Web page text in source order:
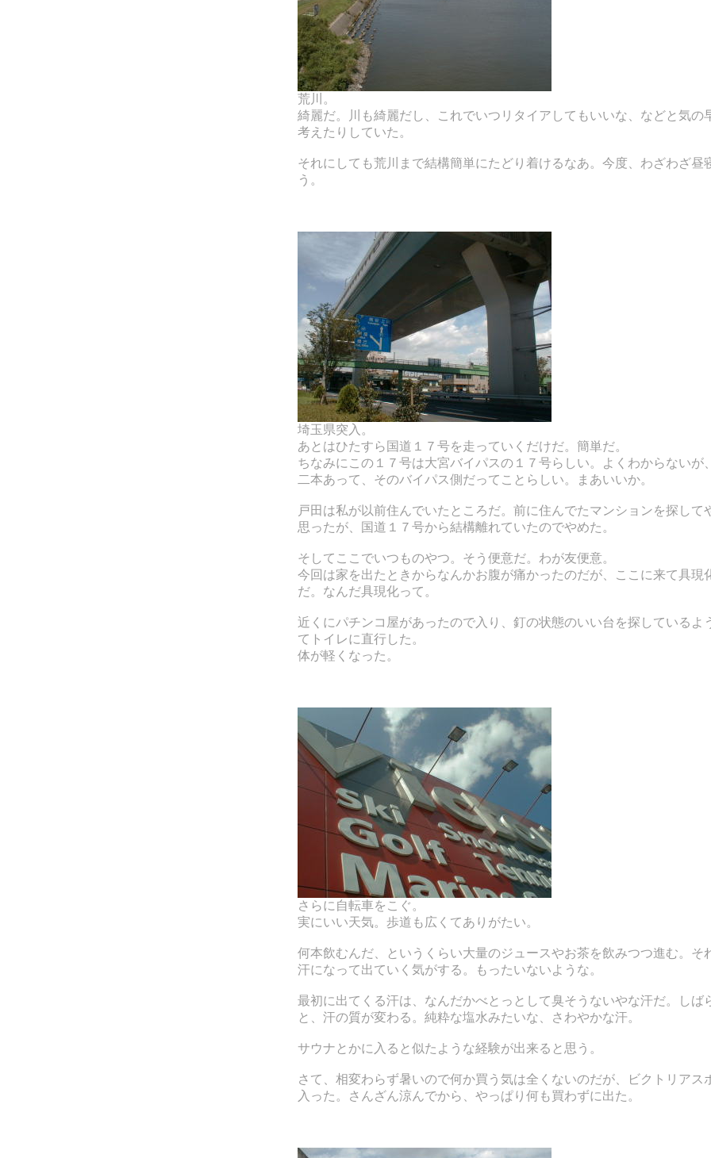
荒川。
綺麗だ。川も綺麗だし、これでいつリタイアしてもいいな、などと気の
考えたりしていた。
それにしても荒川まで結構簡単にたどり着けるなあ。今度、わざわざ昼
う。
埼玉県突入。
あとはひたすら国道１７号を走っていくだけだ。簡単だ。
ちなみにこの１７号は大宮バイパスの１７号らしい。よくわからないが
二本あって、そのバイパス側だってことらしい。まあいいか。
戸田は私が以前住んでいたところだ。前に住んでたマンションを探して
思ったが、国道１７号から結構離れていたのでやめた。
そしてここでいつものやつ。そう便意だ。わが友便意。
今回は家を出たときからなんかお腹が痛かったのだが、ここに来て具現
だ。なんだ具現化って。
近くにパチンコ屋があったので入り、釘の状態のいい台を探しているよ
てトイレに直行した。
体が軽くなった。
さらに自転車をこぐ。
実にいい天気。歩道も広くてありがたい。
何本飲むんだ、というくらい大量のジュースやお茶を飲みつつ進む。そ
汗になって出ていく気がする。もったいないような。
最初に出てくる汗は、なんだかべとっとして臭そうないやな汗だ。しば
と、汗の質が変わる。純粋な塩水みたいな、さわやかな汗。
サウナとかに入ると似たような経験が出来ると思う。
さて、相変わらず暑いので何か買う気は全くないのだが、ビクトリアス
入った。さんざん涼んでから、やっぱり何も買わずに出た。